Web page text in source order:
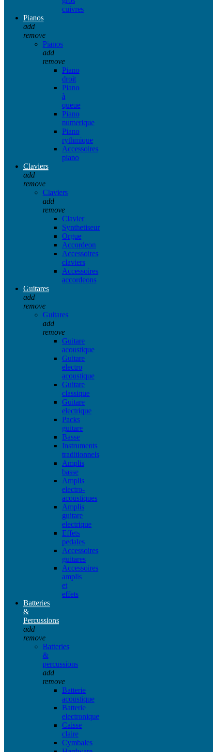
cuivres
Pianos
add
remove
Pianos
add
remove
Piano
droit
Piano
à
queue
Piano
numerique
Piano
rythmique
Accessoires
piano
Claviers
add
remove
Claviers
add
remove
Clavier
Synthetiseur
Orgue
Accordeon
Accessoires
claviers
Accessoires
accordeons
Guitares
add
remove
Guitares
add
remove
Guitare
acoustique
Guitare
electro
acoustique
Guitare
classique
Guitare
electrique
Packs
guitare
Basse
Instruments
traditionnels
Amplis
basse
Amplis
electro-
acoustiques
Amplis
guitare
electrique
Effets
pedales
Accessoires
guitares
Accessoires
amplis
et
effets
Batteries
&
Percussions
add
remove
Batteries
&
percussions
add
remove
Batterie
acoustique
Batterie
electronique
Caisse
claire
Cymbales